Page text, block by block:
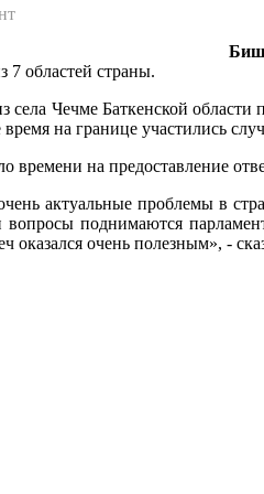
7 областей страны.
села Чечме Баткенской
на границе участились
времени на предоставление
актуальные проблемы в
вопросы поднимаются
оказался очень полезным», -